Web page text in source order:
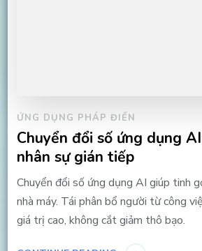
ỨNG DỤNG PHÁP ĐIỂN
Chuyển đổi số ứng dụng
nhân sự gián tiếp
Chuyển đổi số ứng dụng AI giúp tinh
nhà máy. Tái phân bổ người từ công
giá trị cao, không cắt giảm thô bạo.